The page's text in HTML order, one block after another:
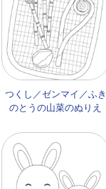
つくし／ゼンマイ／ふき
のとうの山菜のぬりえ